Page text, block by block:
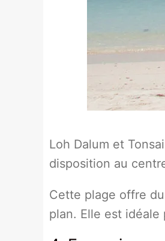
Loh Dalum et
disposition au
Cette plage offre
plan. Elle est